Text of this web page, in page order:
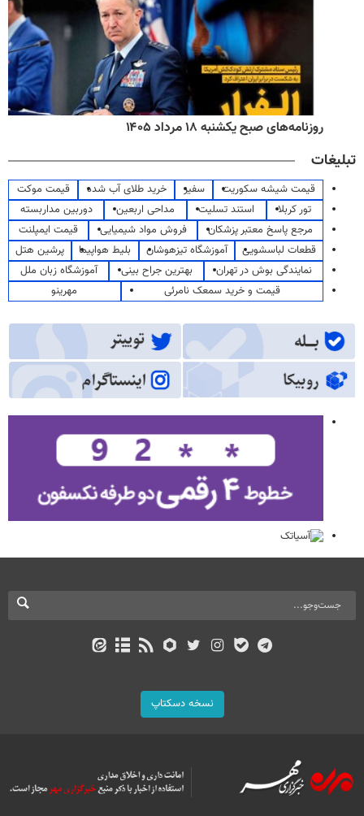
روزنامه‌های صبح یکشنبه ۱۸ مرداد ۱۴۰۵
تبلیغات
قیمت شیشه سکوریت سفیر خرید طلای آب شده
قیمت موکت
تور کربلا
استند تسلیت مداحی اربعین
دوربین مداربسته
مرجع پاسخ معتبر پزشکان
فروش مواد شیمیایی
قیمت ایمپلنت
قطعات لباسشویی
آموزشگاه تیزهوشان بلیط هواپیما
پرشین هتل
نمایندگی بوش در تهران
بهترین جراح بینی
آموزشگاه زبان ملل
قیمت و خرید سمعک نامرئی
مهرینو
نسخه دسکتاپ